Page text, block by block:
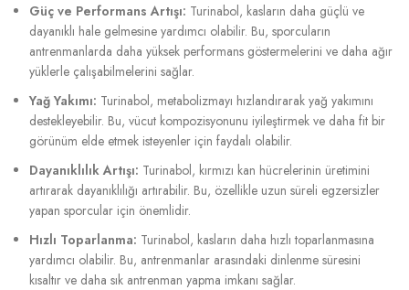
Güç ve Performans Artışı: Turinabol, kasların daha güçlü ve
dayanıklı hale gelmesine yardımcı olabilir. Bu, sporcuların
antrenmanlarda daha yüksek performans göstermelerini ve daha ağır
yüklerle çalışabilmelerini sağlar.
Yağ Yakımı: Turinabol, metabolizmayı hızlandırarak yağ yakımını
destekleyebilir. Bu, vücut kompozisyonunu iyileştirmek ve daha fit bir
görünüm elde etmek isteyenler için faydalı olabilir.
Dayanıklılık Artışı: Turinabol, kırmızı kan hücrelerinin üretimini
artırarak dayanıklılığı artırabilir. Bu, özellikle uzun süreli egzersizler
yapan sporcular için önemlidir.
Hızlı Toparlanma: Turinabol, kasların daha hızlı toparlanmasına
yardımcı olabilir. Bu, antrenmanlar arasındaki dinlenme süresini
kısaltır ve daha sık antrenman yapma imkanı sağlar.